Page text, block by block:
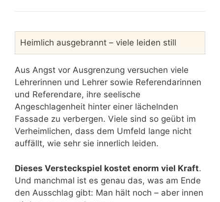
Heimlich ausgebrannt – viele leiden still
Aus Angst vor Ausgrenzung versuchen viele
Lehrerinnen und Lehrer sowie Referendarinnen
und Referendare, ihre seelische
Angeschlagenheit hinter einer lächelnden
Fassade zu verbergen. Viele sind so geübt im
Verheimlichen, dass dem Umfeld lange nicht
auffällt, wie sehr sie innerlich leiden.
Dieses Versteckspiel kostet enorm viel Kraft.
Und manchmal ist es genau das, was am Ende
den Ausschlag gibt: Man hält noch – aber innen